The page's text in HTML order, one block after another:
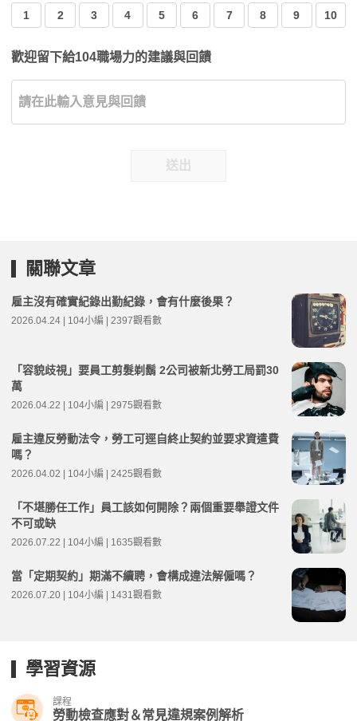
1 2 3 4 5 6 7 8 9 10
歡迎留下給104職場力的建議與回饋
送出
關聯文章
雇主沒有確實紀錄出勤紀錄，會有什麼後果？
2026.04.24 | 104小編 | 2397觀看數
「容貌歧視」要員工剪髮剃鬍 2公司被新北勞工局罰30
萬
2026.04.22 | 104小編 | 2975觀看數
雇主違反勞動法令，勞工可逕自終止契約並要求資遣費
嗎？
2026.04.02 | 104小編 | 2425觀看數
「不堪勝任工作」員工該如何開除？兩個重要舉證文件
不可或缺
2026.07.22 | 104小編 | 1635觀看數
當「定期契約」期滿不續聘，會構成違法解僱嗎？
2026.07.20 | 104小編 | 1431觀看數
學習資源
課程
勞動檢查應對＆常見違規案例解析